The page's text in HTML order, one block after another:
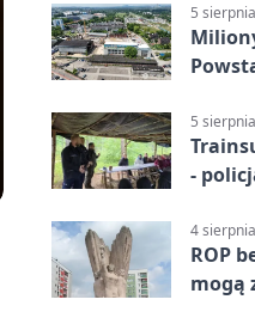
5
5
-
4
ROP
mogą